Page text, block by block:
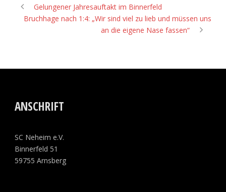
Gelungener Jahresauftakt im Binnerfeld
Bruchhage nach 1:4: „Wir sind viel zu lieb und müssen uns
an die eigene Nase fassen“
ANSCHRIFT
SC Neheim e.V.
Binnerfeld 51
59755 Arnsberg